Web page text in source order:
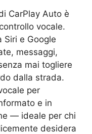
CarPlay Auto è
vocale.
Siri e Google
messaggi,
mai togliere
dalla strada.
per
e in
— ideale per chi
desidera